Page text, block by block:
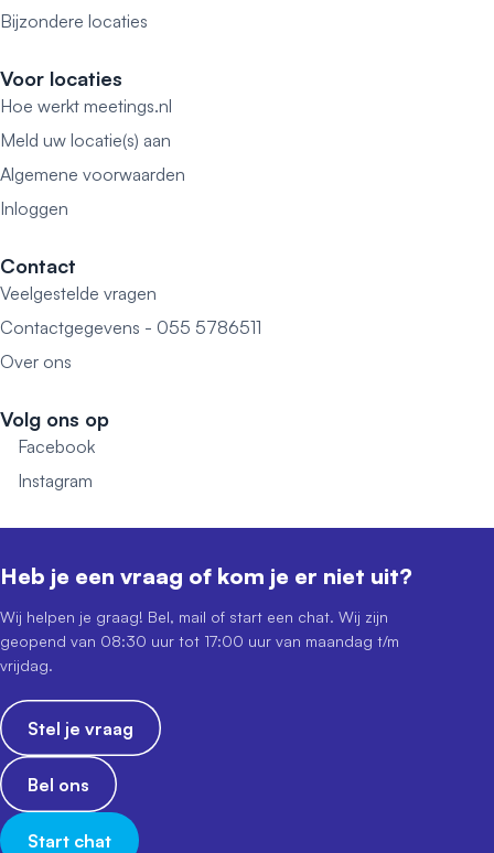
Bijzondere locaties
Voor locaties
Hoe werkt meetings.nl
Meld uw locatie(s) aan
Algemene voorwaarden
Inloggen
Contact
Veelgestelde vragen
Contactgegevens - 055 5786511
Over ons
Volg ons op
Facebook
Instagram
Heb je een vraag of kom je er niet uit?
Wij helpen je graag! Bel, mail of start een chat. Wij zijn
geopend van 08:30 uur tot 17:00 uur van maandag t/m
vrijdag.
Stel je vraag
Bel ons
Start chat